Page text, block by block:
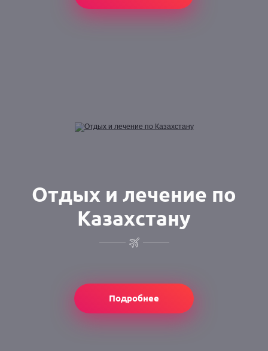
Отдых и лечение по
Казахстану
Подробнее